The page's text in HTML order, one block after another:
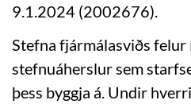
9.1.2024 (2002676).
Stefna fjármálasviðs felur
stefnuáherslur sem
þess byggja á. Undir